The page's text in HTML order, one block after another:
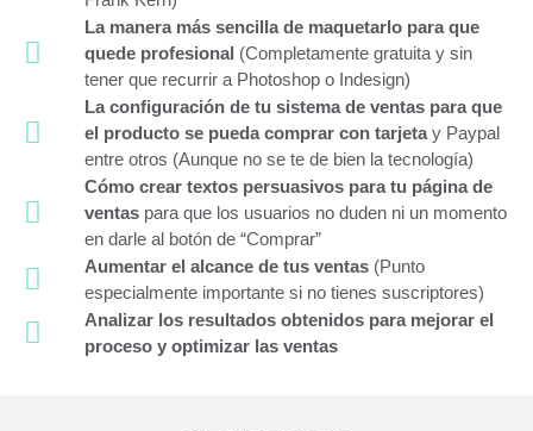
La manera más sencilla de maquetarlo para que
quede profesional (Completamente gratuita y sin
tener que recurrir a Photoshop o Indesign)
La configuración de tu sistema de ventas para que
el producto se pueda comprar con tarjetay Paypal
entre otros (Aunque no se te de bien la tecnología)
Cómo crear textos persuasivos para tu página de
ventas para que los usuarios no duden ni un momento
en darle al botón de “Comprar”
Aumentar el alcance de tus ventas (Punto
especialmente importante si no tienes suscriptores)
Analizar los resultados obtenidos para mejorar el
proceso y optimizar las ventas